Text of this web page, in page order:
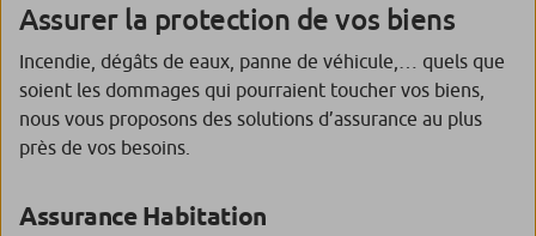
Assurer la protection de vos biens
Incendie, dégâts de eaux, panne de véhicule,… quels que
soient les dommages qui pourraient toucher vos biens,
nous vous proposons des solutions d’assurance au plus
près de vos besoins.
Assurance Habitation